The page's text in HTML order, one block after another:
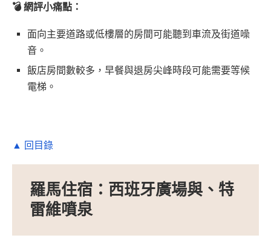
💣 網評小痛點：
面向主要道路或低樓層的房間可能聽到車流及街道噪
音。
飯店房間數較多，早餐與退房尖峰時段可能需要等候
電梯。
▲ 回目錄
羅馬住宿：西班牙廣場與、特
雷維噴泉